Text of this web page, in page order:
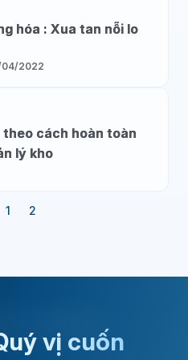
hóa : Xua tan nỗi lo
04/2022
cách hoàn toàn
lý kho
1 2
vị cuốn